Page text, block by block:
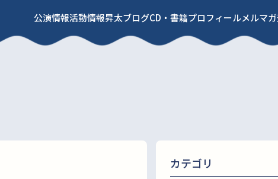
公演情報活動情報昇太ブログCD・書籍プロフィールメルマ
カテゴリ